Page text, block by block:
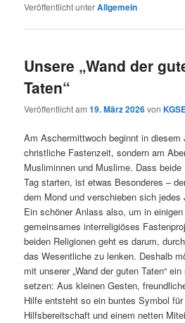
Veröffentlicht unterAllgemein
Unsere „Wand der
Taten“
Veröffentlicht am19. März 2026von
Am Aschermittwoch beginnt in diesem
christliche Fastenzeit, sondern am
Musliminnen und Muslime. Dass
Tag starten, ist etwas Besonderes –
dem Mond und verschieben sich jedes
Ein schöner Anlass also, um in
gemeinsames interreligiöses
beiden Religionen geht es darum,
das Wesentliche zu lenken. Deshalb
mit unserer „Wand der guten Taten“
setzen: Aus kleinen Gesten,
Hilfe entsteht so ein buntes Symbol
Hilfsbereitschaft und einem netten